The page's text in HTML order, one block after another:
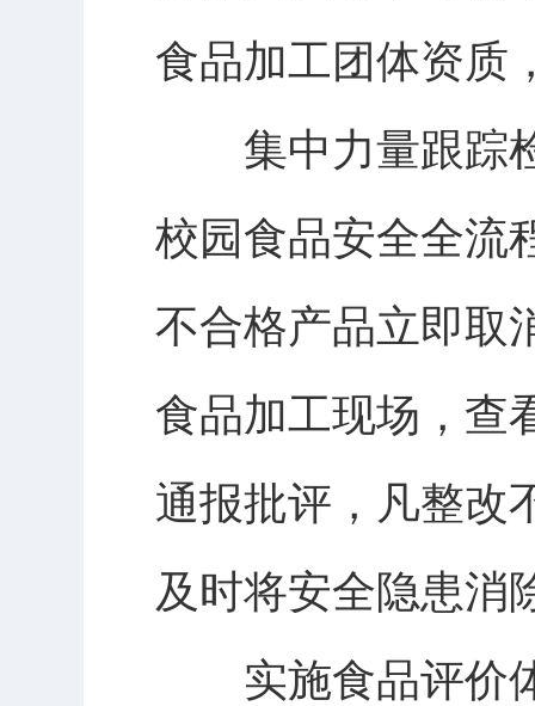
食品加工团体资质
集中力量跟踪检
校园食品安全全流
不合格产品立即取
食品加工现场，查
通报批评，凡整改
及时将安全隐患消
实施食品评价体